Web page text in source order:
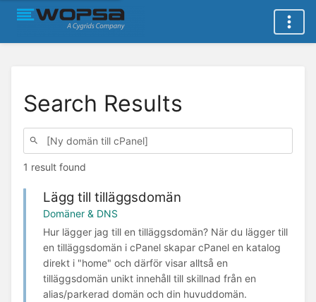
Search Results
1 result found
Lägg till tilläggsdomän
Domäner & DNS
Hur lägger jag till en tilläggsdomän? När du lägger till
en tilläggsdomän i cPanel skapar cPanel en katalog
direkt i "home" och därför visar alltså en
tilläggsdomän unikt innehåll till skillnad från en
alias/parkerad domän och din huvuddomän.